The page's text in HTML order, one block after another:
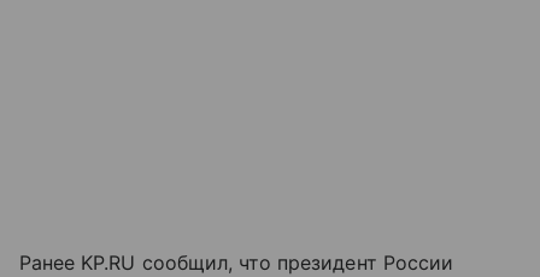
Ранее KP.RU сообщил, что президент России